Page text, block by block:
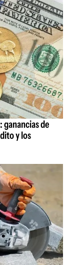
de
y los